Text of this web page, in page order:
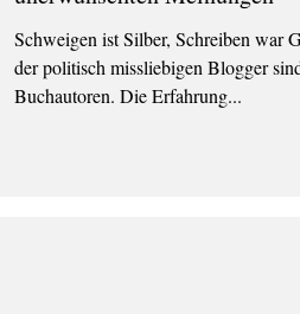
Schweigen ist Silber, Schreiben war
der politisch missliebigen Blogger
Buchautoren. Die Erfahrung...